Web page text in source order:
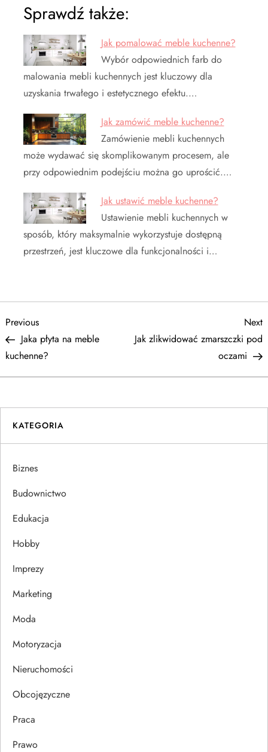
Sprawdź także:
Jak pomalować meble kuchenne?
Wybór odpowiednich farb do
malowania mebli kuchennych jest kluczowy dla
uzyskania trwałego i estetycznego efektu.…
Jak zamówić meble kuchenne?
Zamówienie mebli kuchennych
może wydawać się skomplikowanym procesem, ale
przy odpowiednim podejściu można go uprościć.…
Jak ustawić meble kuchenne?
Ustawienie mebli kuchennych w
sposób, który maksymalnie wykorzystuje dostępną
przestrzeń, jest kluczowe dla funkcjonalności i…
N
a
w
i
g
a
c
a
w
p
u
Previous
Post
Previous
Jaka płyta na meble
kuchenne?
Next
Jak zlikwidować zmarszczki pod
oczami
KATEGORIA
Biznes
Budownictwo
Edukacja
Hobby
Imprezy
Marketing
Moda
Motoryzacja
Nieruchomości
Obcojęzyczne
Praca
Prawo